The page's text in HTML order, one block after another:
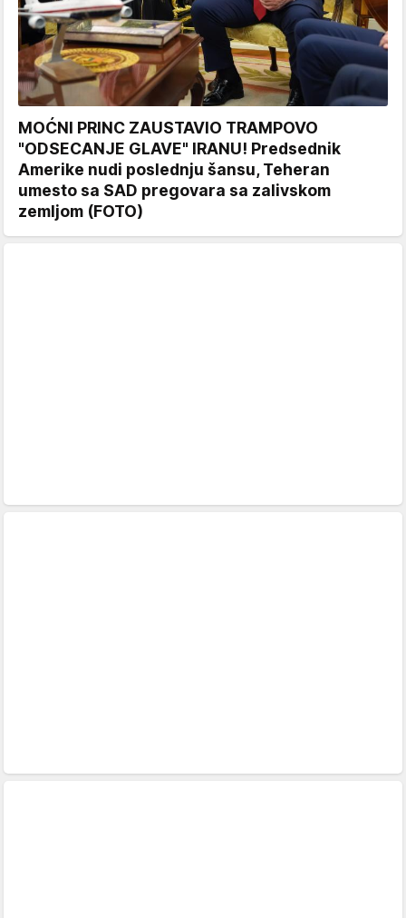
MOĆNI PRINC ZAUSTAVIO TRAMPOVO
"ODSECANJE GLAVE" IRANU! Predsednik
Amerike nudi poslednju šansu, Teheran
umesto sa SAD pregovara sa zalivskom
zemljom (FOTO)